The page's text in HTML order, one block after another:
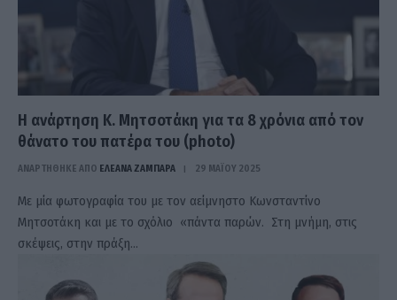
Η ανάρτηση Κ. Μητσοτάκη για τα 8 χρόνια από τον
θάνατο του πατέρα του (photo)
ΑΝΑΡΤΗΘΗΚΕ ΑΠΟ ΕΛΕΑΝΑ ΖΑΜΠΑΡΑ 29 ΜΑΪ́ΟΥ 2025
Με μία φωτογραφία του με τον αείμνηστο Κωνσταντίνο
Μητσοτάκη και με το σχόλιο «πάντα παρών. Στη μνήμη, στις
σκέψεις, στην πράξη…